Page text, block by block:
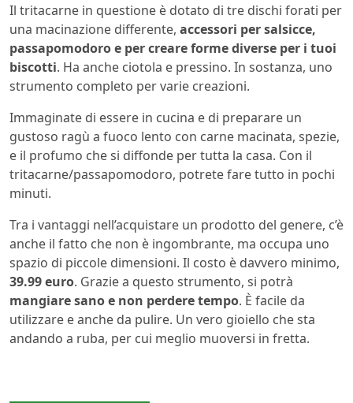
Il tritacarne in questione è dotato di tre dischi forati per
una macinazione differente, accessori per salsicce,
passapomodoro e per creare forme diverse per i tuoi
biscotti. Ha anche ciotola e pressino. In sostanza, uno
strumento completo per varie creazioni.
Immaginate di essere in cucina e di preparare un
gustoso ragù a fuoco lento con carne macinata, spezie,
e il profumo che si diffonde per tutta la casa. Con il
tritacarne/passapomodoro, potrete fare tutto in pochi
minuti.
Tra i vantaggi nell’acquistare un prodotto del genere, c’è
anche il fatto che non è ingombrante, ma occupa uno
spazio di piccole dimensioni. Il costo è davvero minimo,
39.99 euro. Grazie a questo strumento, si potrà
mangiare sano e non perdere tempo. È facile da
utilizzare e anche da pulire. Un vero gioiello che sta
andando a ruba, per cui meglio muoversi in fretta.